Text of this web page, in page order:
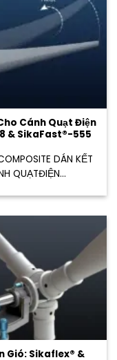
Cánh Quạt Điện
& SikaFast®-555
DÁN KẾT
QUẠTĐIỆN...
Gió: Sikaflex® &